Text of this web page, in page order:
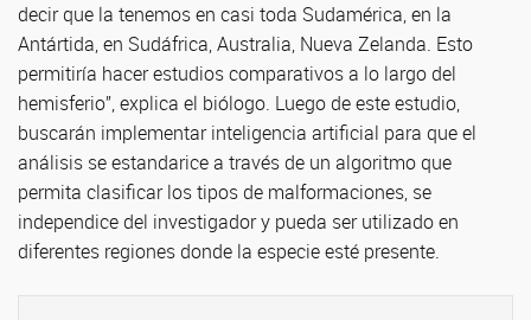
decir que la tenemos en casi toda Sudamérica, en la
Antártida, en Sudáfrica, Australia, Nueva Zelanda. Esto
permitiría hacer estudios comparativos a lo largo del
hemisferio”, explica el biólogo. Luego de este estudio,
buscarán implementar inteligencia artificial para que el
análisis se estandarice a través de un algoritmo que
permita clasificar los tipos de malformaciones, se
independice del investigador y pueda ser utilizado en
diferentes regiones donde la especie esté presente.